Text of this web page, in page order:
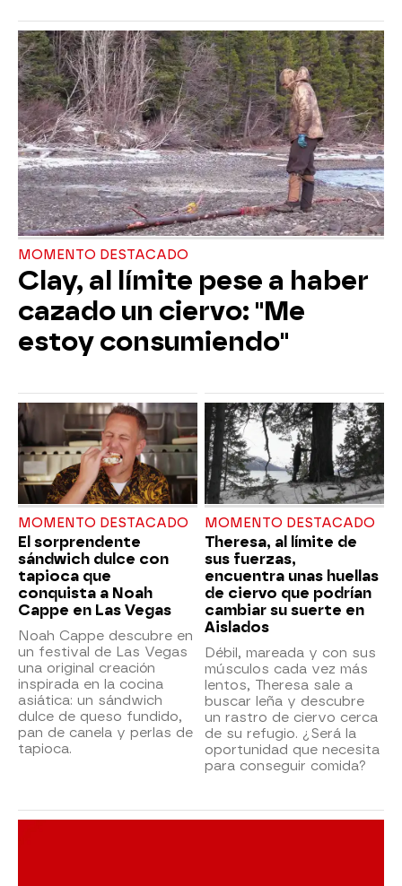
MOMENTO DESTACADO
Clay, al límite pese a haber
cazado un ciervo: "Me
estoy consumiendo"
MOMENTO DESTACADO
El sorprendente
sándwich dulce con
tapioca que
conquista a Noah
Cappe en Las Vegas
Noah Cappe descubre en
un festival de Las Vegas
una original creación
inspirada en la cocina
asiática: un sándwich
dulce de queso fundido,
pan de canela y perlas de
tapioca.
MOMENTO DESTACADO
Theresa, al límite de
sus fuerzas,
encuentra unas huellas
de ciervo que podrían
cambiar su suerte en
Aislados
Débil, mareada y con sus
músculos cada vez más
lentos, Theresa sale a
buscar leña y descubre
un rastro de ciervo cerca
de su refugio. ¿Será la
oportunidad que necesita
para conseguir comida?